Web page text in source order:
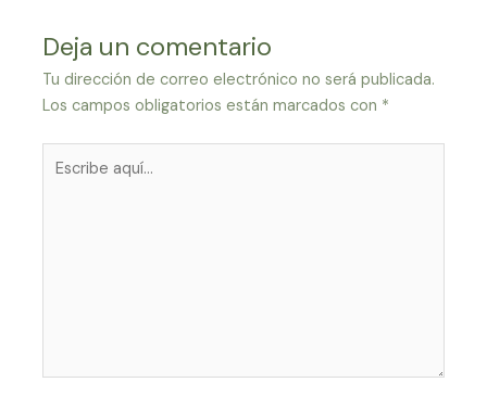
Deja un comentario
Tu dirección de correo electrónico no será publicada.
Los campos obligatorios están marcados con *
aquí...